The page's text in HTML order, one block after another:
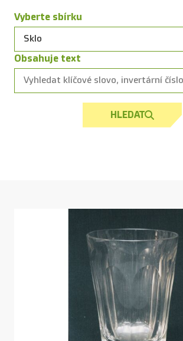
Vyberte sbírku
Obsahuje text
HLEDAT